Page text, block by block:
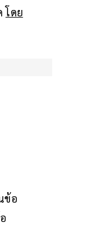
โดย
ข้อ